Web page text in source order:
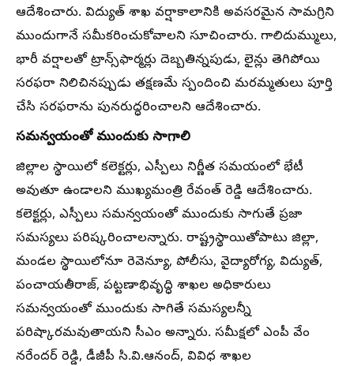
ఆదేశించారు. విద్యుత్ శాఖ వర్షాకాలానికి అవసరమైన సామగ్రిని
ముందుగానే సమీకరించుకోవాలని సూచించారు. గాలిదుమ్ములు,
భారీ వర్షాలతో ట్రాన్స్‌ఫార్మర్లు దెబ్బతిన్నపుడు, లైన్లు తెగిపోయి
సరఫరా నిలిచినప్పుడు తక్షణమే స్పందించి మరమ్మతులు పూర్తి
చేసి సరఫరాను పునరుద్ధరించాలని ఆదేశించారు.
సమన్వయంతో ముందుకు సాగాలి
జిల్లాల స్థాయిలో కలెక్టర్లు, ఎస్పీలు నిర్ణీత సమయంలో భేటీ
అవుతూ ఉండాలని ముఖ్యమంత్రి రేవంత్ రెడ్డి ఆదేశించారు.
కలెక్టర్లు, ఎస్పీలు సమన్వయంతో ముందుకు సాగుతే ప్రజా
సమస్యలు పరిష్కరించాలన్నారు. రాష్ట్రస్థాయితోపాటు జిల్లా,
మండల స్థాయిలోనూ రెవెన్యూ, పోలీసు, వైద్యారోగ్య, విద్యుత్,
పంచాయతీరాజ్, పట్టణాభివృద్ధి శాఖల అధికారులు
సమన్వయంతో ముందుకు సాగితే సమస్యలన్నీ
పరిష్కారమవుతాయని సీఎం అన్నారు. సమీక్షలో ఎంపీ వేం
నరేందర్ రెడ్డి, డీజీపీ సి.వి.ఆనంద్, వివిధ శాఖల